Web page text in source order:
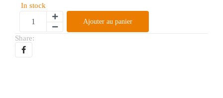
In stock
Ajouter au panier
Share: